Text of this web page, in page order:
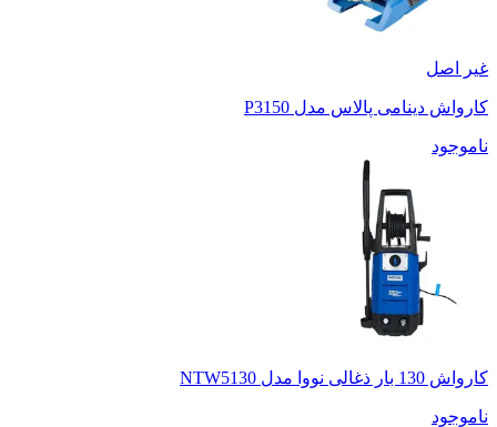
غیر اصل
کارواش دینامی پالاس مدل P3150
ناموجود
کارواش 130 بار ذغالی نووا مدل NTW5130
ناموجود